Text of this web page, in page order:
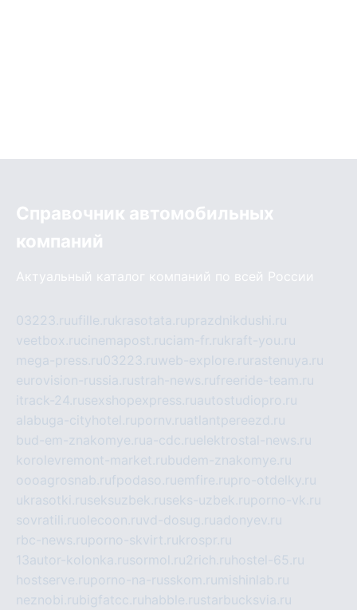
Справочник автомобильных
компаний
Актуальный каталог компаний по всей России
03223.ruufille.rukrasotata.ruprazdnikdushi.ru
veetbox.rucinemapost.ruciam-fr.rukraft-you.ru
mega-press.ru03223.ruweb-explore.ru rastenuya.ru
eurovision-russia.rustrah-news.rufreeride-team.ru
itrack-24.rusexshopexpress.ruautostudiopro.ru
alabuga-cityhotel.rupornv.ruatlantpereezd.ru
bud-em-znakomye.rua-cdc.ruelektrostal-news.ru
korolevremont-market.rubudem-znakomye.ru
oooagrosnab.rufpodaso.ruemfire.rupro-otdelky.ru
ukrasotki.ruseksuzbek.ruseks-uzbek.ruporno-vk.ru
sovratili.ruolecoon.ruvd-dosug.ruadonyev.ru
rbc-news.ruporno-skvirt.rukrospr.ru
13autor-kolonka.rusormol.ru2rich.ru hostel-65.ru
hostserve.ruporno-na-russkom.ru mishinlab.ru
neznobi.rubigfatcc.ru habble.rustarbucksvia.ru